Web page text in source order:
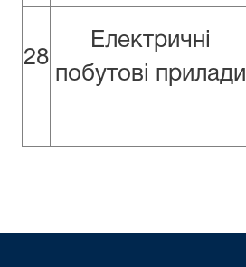
28
Електричні
побутові прилади